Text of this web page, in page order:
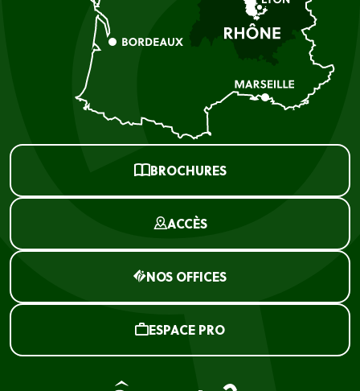
BROCHURES
ACCÈS
NOS OFFICES
ESPACE PRO